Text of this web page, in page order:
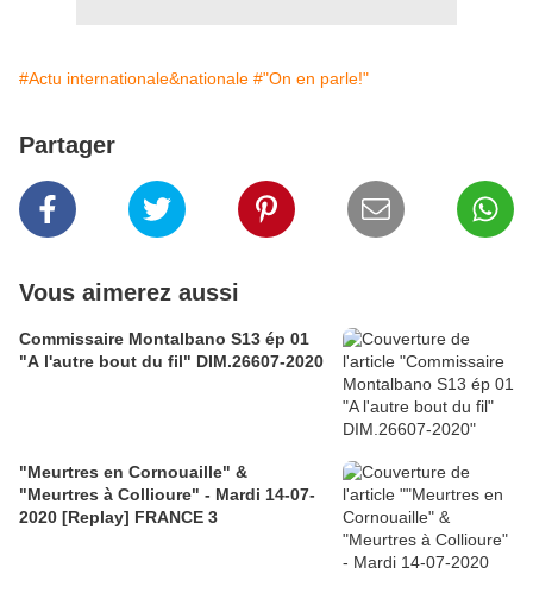
#Actu internationale&nationale #"On en parle!"
Partager
Vous aimerez aussi
Commissaire Montalbano S13 ép 01
"A l'autre bout du fil" DIM.26607-2020
"Meurtres en Cornouaille" &
"Meurtres à Collioure" - Mardi 14-07-
2020 [Replay] FRANCE 3